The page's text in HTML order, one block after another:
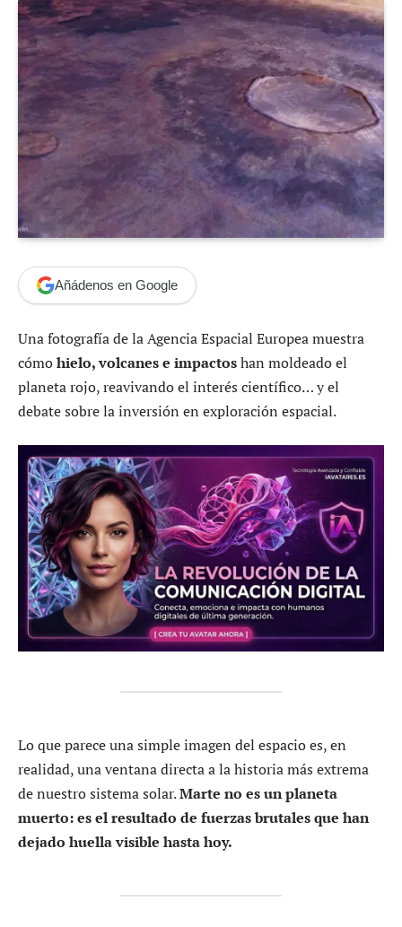
Añádenos en Google
Una fotografía de la Agencia Espacial Europea muestra
cómohielo, volcanes e impactoshan moldeado el
planeta rojo, reavivando el interés científico… y el
debate sobre la inversión en exploración espacial.
Lo que parece una simple imagen del espacio es, en
realidad, una ventana directa a la historia más extrema
de nuestro sistema solar.Marte no es un planeta
muerto: es el resultado de fuerzas brutales que han
dejado huella visible hasta hoy.